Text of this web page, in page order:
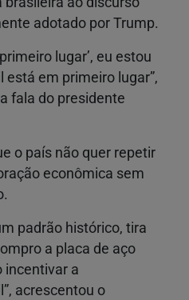
adotado por Trump.
lugar’, eu estou
está em primeiro lugar”,
fala do presidente
o país não quer repetir
econômica sem
padrão histórico, tira
a placa de aço
incentivar a
acrescentou o